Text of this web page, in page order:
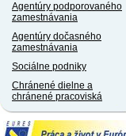
Agentúry podporovaného
zamestnávania
Agentúry dočasného
zamestnávania
Sociálne podniky
Chránené dielne a
chránené pracoviská